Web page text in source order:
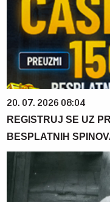
20. 07. 2026 08:04
REGISTRUJ SE UZ
BESPLATNIH